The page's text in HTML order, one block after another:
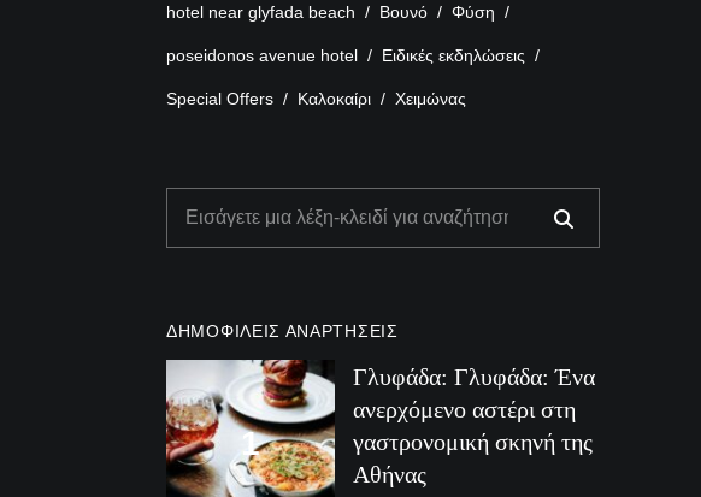
hotel near glyfada beach Βουνό Φύση
poseidonos avenue hotel Ειδικές εκδηλώσεις
Special Offers Καλοκαίρι Χειμώνας
ΔΗΜΟΦΙΛΕΊΣ ΑΝΑΡΤΉΣΕΙΣ
Γλυφάδα: Γλυφάδα: Ένα
ανερχόμενο αστέρι στη
γαστρονομική σκηνή της
Αθήνας